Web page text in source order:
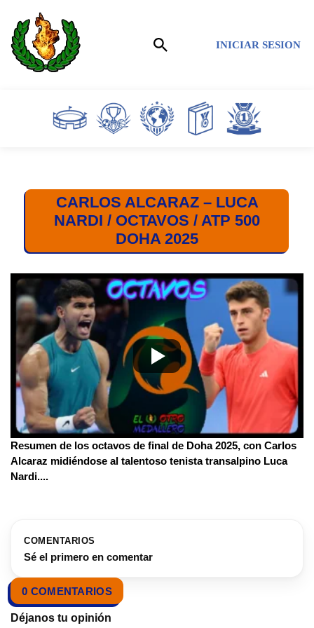
Saltar
al
contenido
INICIAR SESION
CARLOS ALCARAZ – LUCA
NARDI / OCTAVOS / ATP 500
DOHA 2025
Resumen de los octavos de final de Doha 2025, con Carlos
Alcaraz midiéndose al talentoso tenista transalpino Luca
Nardi....
COMENTARIOS
Sé el primero en comentar
0 COMENTARIOS